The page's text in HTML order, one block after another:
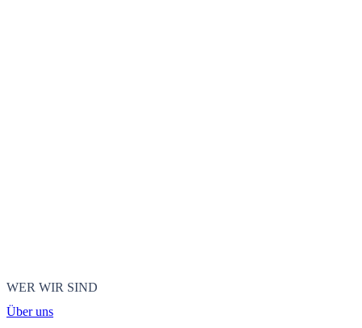
WER WIR SIND
Über uns